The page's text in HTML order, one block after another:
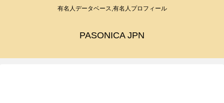
有名人データベース,有名人プロフィール
PASONICA JPN